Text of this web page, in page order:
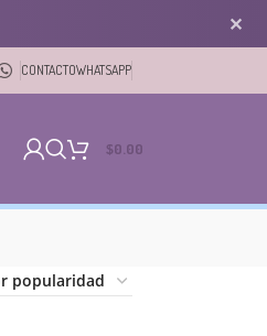
✕
CONTACTOWHATSAPP
$0.00